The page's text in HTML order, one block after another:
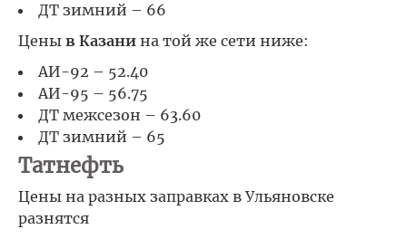
ДТ зимний – 66
Цены в Казани на той же сети ниже:
АИ-92 – 52.40
АИ-95 – 56.75
ДТ межсезон – 63.60
ДТ зимний – 65
Татнефть
Цены на разных заправках в Ульяновске
разнятся